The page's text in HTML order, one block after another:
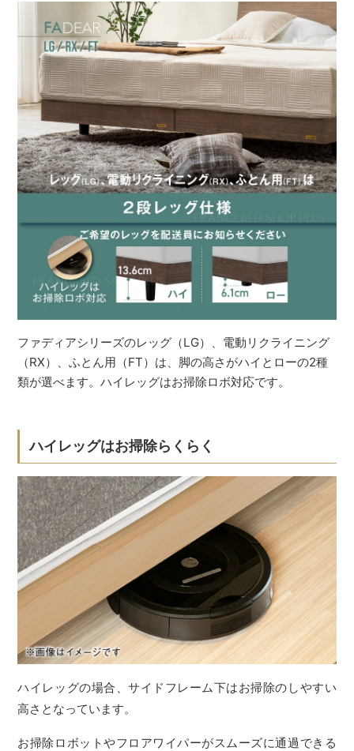
ファディアシリーズのレッグ（LG）、電動リクライニング
（RX）、ふとん用（FT）は、脚の高さがハイとローの2種
類が選べます。ハイレッグはお掃除ロボ対応です。
ハイレッグはお掃除らくらく
ハイレッグの場合、サイドフレーム下はお掃除のしやすい
高さとなっています。
お掃除ロボットやフロアワイパーがスムーズに通過できる